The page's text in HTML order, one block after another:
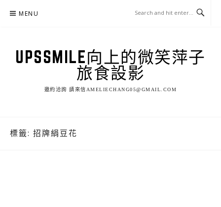
MENU
UPSSMILE向上的微笑萍子
旅食設影
邀約洽詢 請來信AMELIECHANG05@GMAIL.COM
標籤: 招牌絹豆花